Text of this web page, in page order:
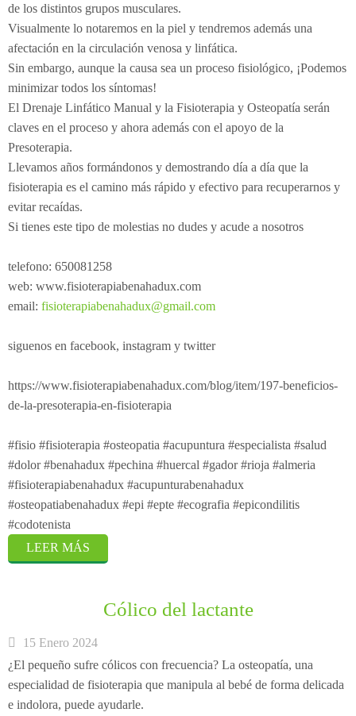
de los distintos grupos musculares.
Visualmente lo notaremos en la piel y tendremos además una
afectación en la circulación venosa y linfática.
Sin embargo, aunque la causa sea un proceso fisiológico, ¡Podemos
minimizar todos los síntomas!
El Drenaje Linfático Manual y la Fisioterapia y Osteopatía serán
claves en el proceso y ahora además con el apoyo de la
Presoterapia.
Llevamos años formándonos y demostrando día a día que la
fisioterapia es el camino más rápido y efectivo para recuperarnos y
evitar recaídas.
Si tienes este tipo de molestias no dudes y acude a nosotros
telefono: 650081258
web: www.fisioterapiabenahadux.com
email: fisioterapiabenahadux@gmail.com
siguenos en facebook, instagram y twitter
https://www.fisioterapiabenahadux.com/blog/item/197-beneficios-
de-la-presoterapia-en-fisioterapia
#fisio #fisioterapia #osteopatia #acupuntura #especialista #salud
#dolor #benahadux #pechina #huercal #gador #rioja #almeria
#fisioterapiabenahadux #acupunturabenahadux
#osteopatiabenahadux #epi #epte #ecografia #epicondilitis
#codotenista
LEER MÁS
Cólico del lactante
15 Enero 2024
¿El pequeño sufre cólicos con frecuencia? La osteopatía, una
especialidad de fisioterapia que manipula al bebé de forma delicada
e indolora, puede ayudarle.